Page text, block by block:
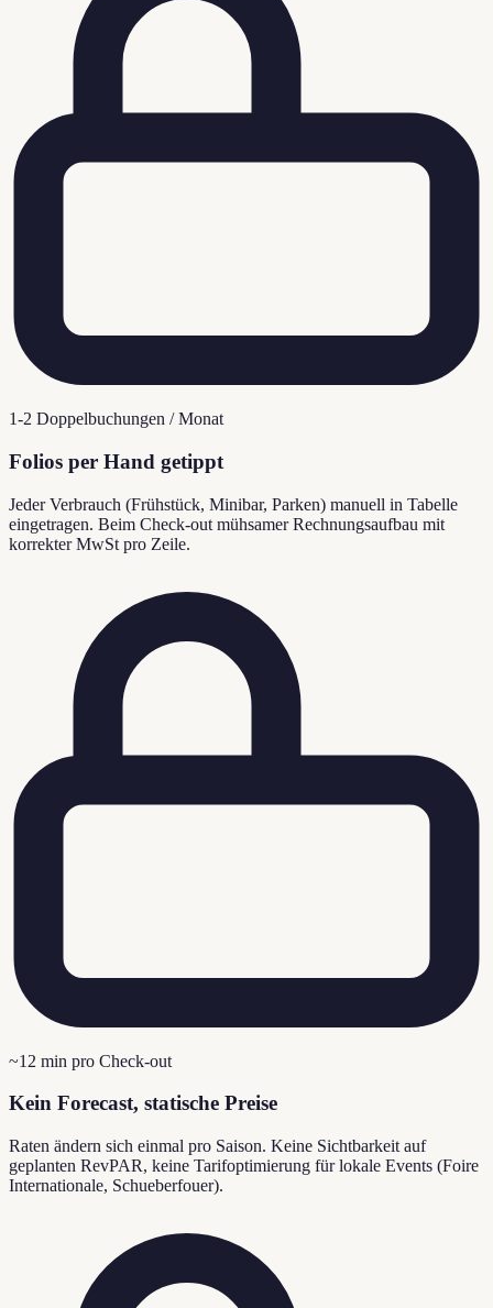
1-2 Doppelbuchungen / Monat
Folios per Hand getippt
Jeder Verbrauch (Frühstück, Minibar, Parken) manuell in Tabelle
eingetragen. Beim Check-out mühsamer Rechnungsaufbau mit
korrekter MwSt pro Zeile.
~12 min pro Check-out
Kein Forecast, statische Preise
Raten ändern sich einmal pro Saison. Keine Sichtbarkeit auf
geplanten RevPAR, keine Tarifoptimierung für lokale Events (Foire
Internationale, Schueberfouer).